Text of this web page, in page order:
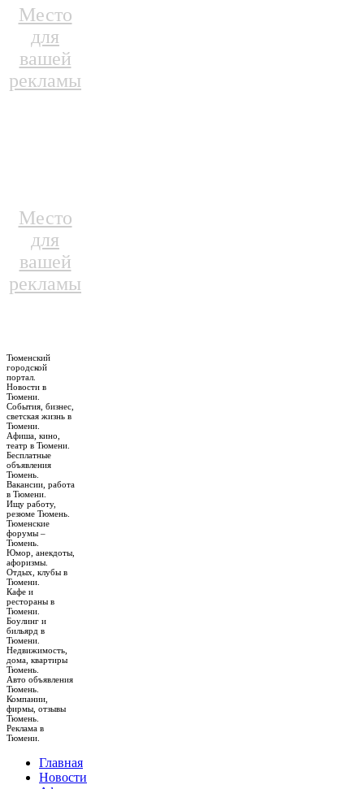
Место
для
вашей
рекламы
Место
для
вашей
рекламы
Тюменский
городской
портал.
Новости в
Тюмени.
События, бизнес,
светская жизнь в
Тюмени.
Афиша, кино,
театр в Тюмени.
Бесплатные
объявления
Тюмень.
Вакансии, работа
в Тюмени.
Ищу работу,
резюме Тюмень.
Тюменские
форумы –
Тюмень.
Юмор, анекдоты,
афоризмы.
Отдых, клубы в
Тюмени.
Кафе и
рестораны в
Тюмени.
Боулинг и
бильярд в
Тюмени.
Недвижимость,
дома, квартиры
Тюмень.
Авто объявления
Тюмень.
Компании,
фирмы, отзывы
Тюмень.
Реклама в
Тюмени.
Главная
Новости